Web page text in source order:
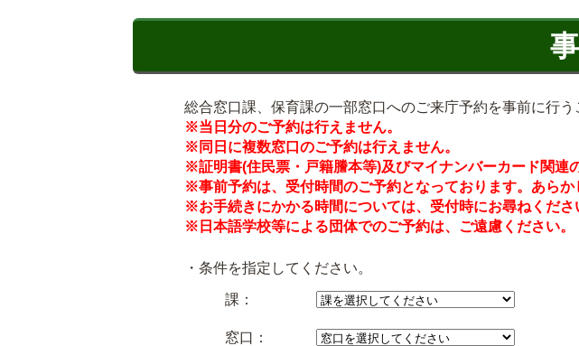
総合窓口課、保育課の一部窓口へのご来庁予約を事前に行う
※当日分のご予約は行えません。
※同日に複数窓口のご予約は行えません。
※証明書(住民票・戸籍謄本等)及びマイナンバーカード関連
※事前予約は、受付時間のご予約となっております。あらか
※お手続きにかかる時間については、受付時にお尋ねくださ
※日本語学校等による団体でのご予約は、ご遠慮ください
・条件を指定してください。
課：
窓口：